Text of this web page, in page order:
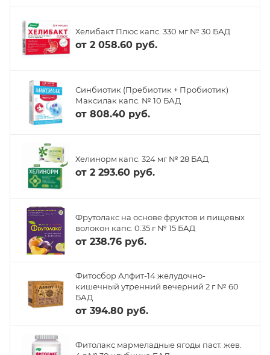
Хелибакт Плюс капс. 330 мг № 30 БАД
от 2 058.60 руб.
Синбиотик (Пребиотик + Пробиотик)
Максилак капс. № 10 БАД
от 808.40 руб.
Хелинорм капс. 324 мг № 28 БАД
от 2 293.60 руб.
Фрутолакс на основе фруктов и пищевых
волокон капс. 0.35 г № 15 БАД
от 238.76 руб.
Фитосбор Алфит-14 желудочно-
кишечный утренний вечерний 2 г № 60
БАД
от 394.80 руб.
Фитолакс мармеладные ягоды паст. жев.